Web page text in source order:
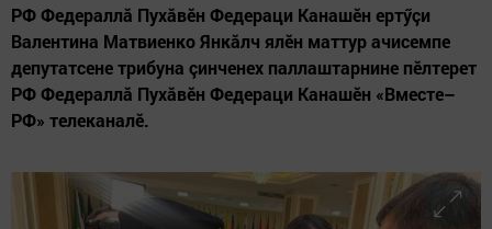
РФ Федераллă Пухăвӗн Федераци Канашӗн ертӳçи
Валентина Матвиенко Янкăлч ялӗн маттур ачисемпе
депутатсене трибуна çинченех паллаштарнине пӗлтерет
РФ Федераллă Пухăвӗн Федераци Канашӗн «Вместе–
РФ» телеканалӗ.